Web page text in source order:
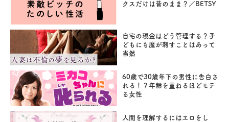
クスだけは昔のまま？／BETSY
自宅の現金はどう管理する？子
どもにも魔が刺すことはあって
当然
60歳で30歳年下の男性に告白さ
れる！？年齢を重ねるほどモテ
る女性
人間を理解するにはエロをし